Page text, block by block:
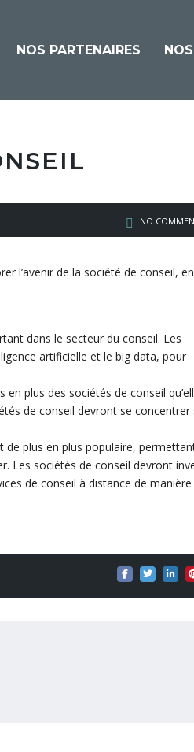
NOS PARTENAIRES
NO
l’avenir de la société de conseil, en
dans le secteur du conseil. Les
artificielle et le big data, pour
en plus des sociétés de conseil
de conseil devront se concentrer
de plus en plus populaire,
Les sociétés de conseil devront
de conseil à distance de manière